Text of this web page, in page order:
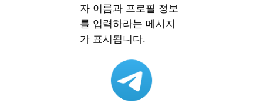
자 이름과 프로필 정보
를 입력하라는 메시지
가 표시됩니다.